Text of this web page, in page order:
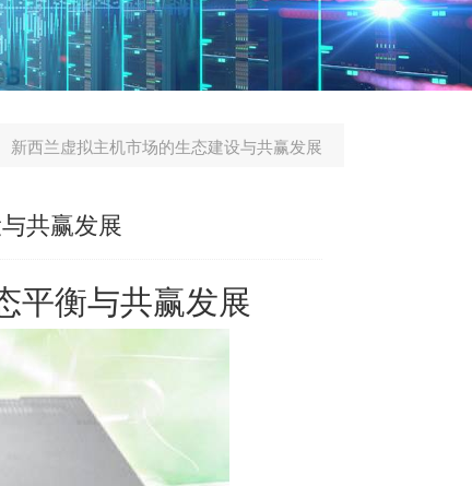
新西兰虚拟主机市场的生态建设与共赢发展
共赢发展
平衡与共赢发展